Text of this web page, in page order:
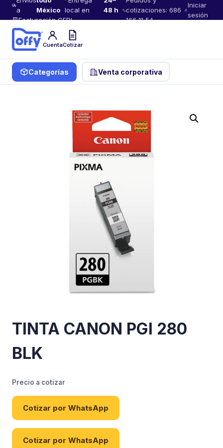
a
México local en
48 h
Facturación CFDI
cotizaciones: 686
166 11 54
Iniciar
sesión
CuentaCotizar
Categorías Venta corporativa
TINTA CANON PGI 280
BLK
Precio a cotizar
Cotizar por WhatsApp
Cotizar por WhatsApp